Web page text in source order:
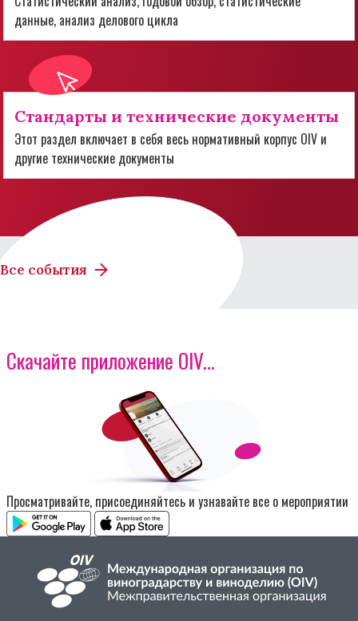
данные, анализ делового цикла
Стандарты и технические документы
Этот раздел включает в себя весь нормативный корпус OIV и
другие технические документы
Все события
Скачайте приложение OIV...
Изображение
Просматривайте, присоединяйтесь и узнавайте все о мероприятии